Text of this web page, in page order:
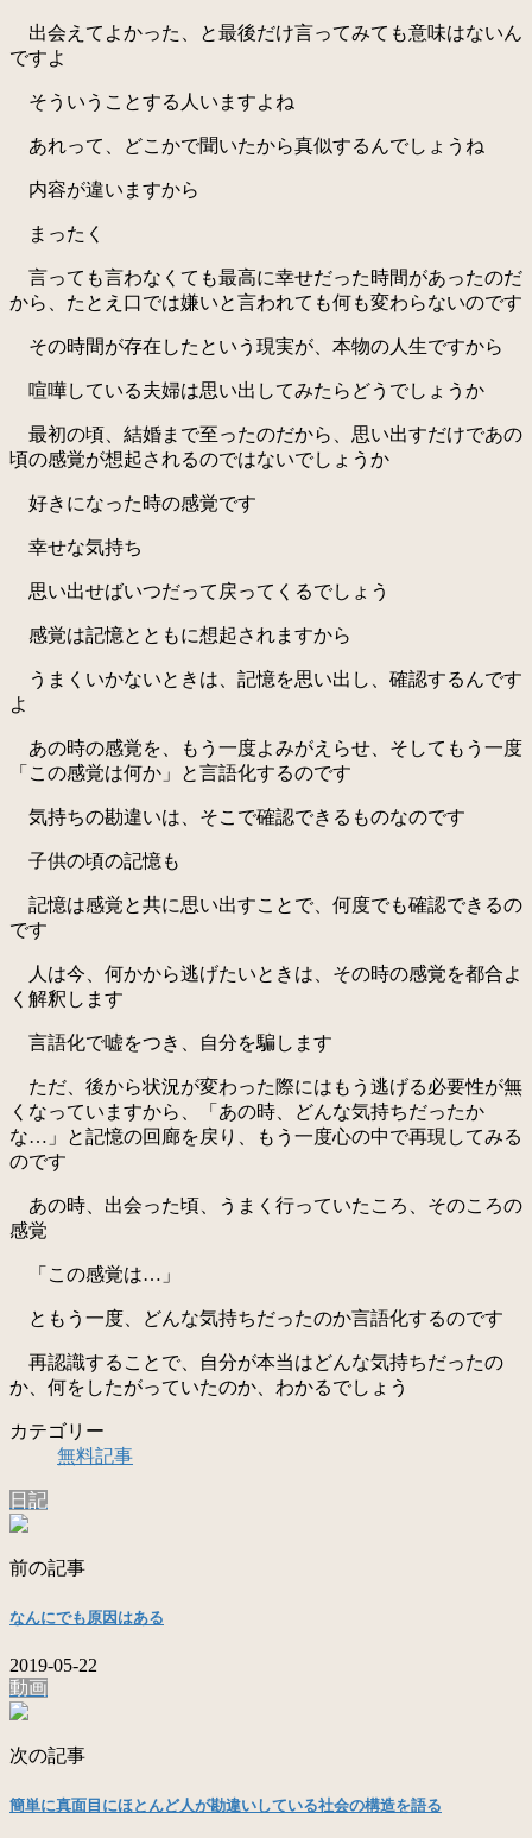
出会えてよかった、と最後だけ言ってみても意味はないん
ですよ
そういうことする人いますよね
あれって、どこかで聞いたから真似するんでしょうね
内容が違いますから
まったく
言っても言わなくても最高に幸せだった時間があったのだ
から、たとえ口では嫌いと言われても何も変わらないのです
その時間が存在したという現実が、本物の人生ですから
喧嘩している夫婦は思い出してみたらどうでしょうか
最初の頃、結婚まで至ったのだから、思い出すだけであの
頃の感覚が想起されるのではないでしょうか
好きになった時の感覚です
幸せな気持ち
思い出せばいつだって戻ってくるでしょう
感覚は記憶とともに想起されますから
うまくいかないときは、記憶を思い出し、確認するんです
よ
あの時の感覚を、もう一度よみがえらせ、そしてもう一度
「この感覚は何か」と言語化するのです
気持ちの勘違いは、そこで確認できるものなのです
子供の頃の記憶も
記憶は感覚と共に思い出すことで、何度でも確認できるの
です
人は今、何かから逃げたいときは、その時の感覚を都合よ
く解釈します
言語化で嘘をつき、自分を騙します
ただ、後から状況が変わった際にはもう逃げる必要性が無
くなっていますから、「あの時、どんな気持ちだったか
な…」と記憶の回廊を戻り、もう一度心の中で再現してみる
のです
あの時、出会った頃、うまく行っていたころ、そのころの
感覚
「この感覚は…」
ともう一度、どんな気持ちだったのか言語化するのです
再認識することで、自分が本当はどんな気持ちだったの
か、何をしたがっていたのか、わかるでしょう
カテゴリー
無料記事
日記
前の記事
なんにでも原因はある
2019-05-22
動画
次の記事
簡単に真面目にほとんど人が勘違いしている社会の構造を語る